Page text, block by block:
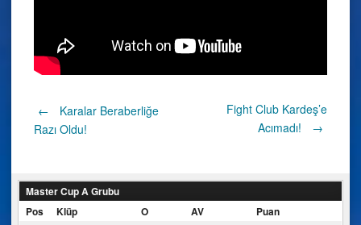
Post
←
Karalar Beraberliğe
Razı Oldu!
Fight Club Kardeş’e
Acımadı!
→
Master Cup A Grubu
Pos
Klüp O AV Puan